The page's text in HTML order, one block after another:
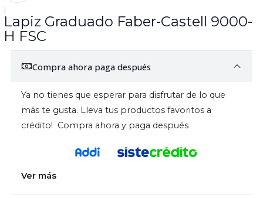
|
Lapiz Graduado Faber-Castell 9000-
H FSC
Compra ahora paga después
Ya no tienes que esperar para disfrutar de lo que
más te gusta. Lleva tus productos favoritos a
crédito! Compra ahora y paga después
Ver más